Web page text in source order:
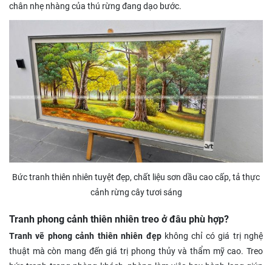
chân nhẹ nhàng của thú rừng đang dạo bước.
Bức tranh thiên nhiên tuyệt đẹp, chất liệu sơn dầu cao cấp, tả thực
cảnh rừng cây tươi sáng
Tranh phong cảnh thiên nhiên treo ở đâu phù hợp?
Tranh vẽ phong cảnh thiên nhiên đẹpkhông chỉ có giá trị nghệ
thuật mà còn mang đến giá trị phong thủy và thẩm mỹ cao. Treo